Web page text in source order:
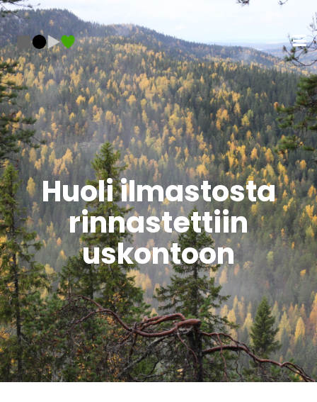
Huoli ilmastosta
rinnastettiin
uskontoon